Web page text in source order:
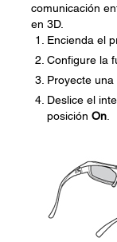
comunicación
en 3D.
Encienda el
Configure la
Proyecte una
Deslice el
posición On